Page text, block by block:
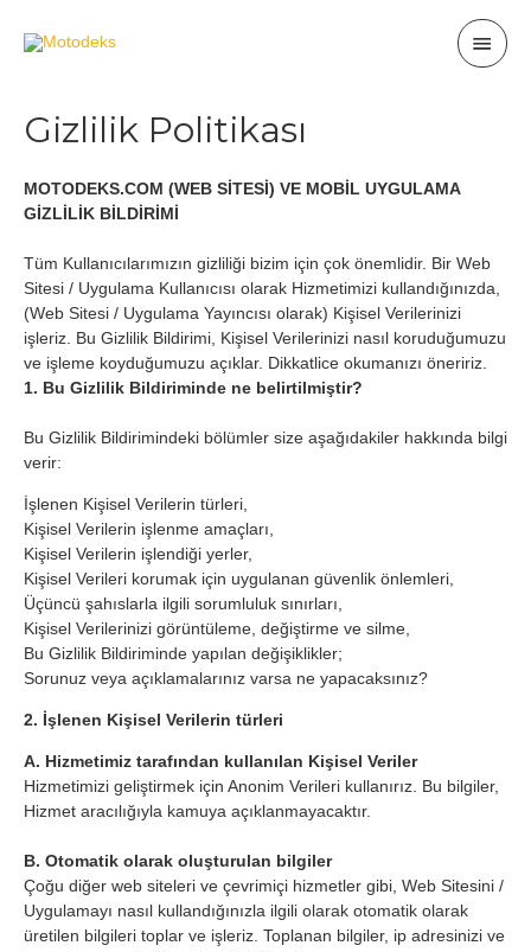
Gizlilik Politikası
MOTODEKS.COM (WEB SİTESİ) VE MOBİL UYGULAMA
GİZLİLİK BİLDİRİMİ
Tüm Kullanıcılarımızın gizliliği bizim için çok önemlidir. Bir Web
Sitesi / Uygulama Kullanıcısı olarak Hizmetimizi kullandığınızda,
(Web Sitesi / Uygulama Yayıncısı olarak) Kişisel Verilerinizi
işleriz. Bu Gizlilik Bildirimi, Kişisel Verilerinizi nasıl koruduğumuzu
ve işleme koyduğumuzu açıklar. Dikkatlice okumanızı öneririz.
1. Bu Gizlilik Bildiriminde ne belirtilmiştir?
Bu Gizlilik Bildirimindeki bölümler size aşağıdakiler hakkında bilgi
verir:
İşlenen Kişisel Verilerin türleri,
Kişisel Verilerin işlenme amaçları,
Kişisel Verilerin işlendiği yerler,
Kişisel Verileri korumak için uygulanan güvenlik önlemleri,
Üçüncü şahıslarla ilgili sorumluluk sınırları,
Kişisel Verilerinizi görüntüleme, değiştirme ve silme,
Bu Gizlilik Bildiriminde yapılan değişiklikler;
Sorunuz veya açıklamalarınız varsa ne yapacaksınız?
2. İşlenen Kişisel Verilerin türleri
A. Hizmetimiz tarafından kullanılan Kişisel Veriler
Hizmetimizi geliştirmek için Anonim Verileri kullanırız. Bu bilgiler,
Hizmet aracılığıyla kamuya açıklanmayacaktır.
B. Otomatik olarak oluşturulan bilgiler
Çoğu diğer web siteleri ve çevrimiçi hizmetler gibi, Web Sitesini /
Uygulamayı nasıl kullandığınızla ilgili olarak otomatik olarak
üretilen bilgileri toplar ve işleriz. Toplanan bilgiler, ip adresinizi ve